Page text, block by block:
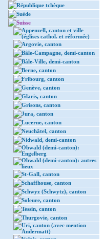
République tchèque
Suède
Suisse
Appenzell, canton et ville
(églises cathol. et réformée)
Argovie, canton
Bâle-Campagne, demi-canton
Bâle-Ville, demi-canton
Berne, canton
Fribourg, canton
Genève, canton
Glaris, canton
Grisons, canton
Jura, canton
Lucerne, canton
Neuchâtel, canton
Nidwald, demi-canton
Obwald (demi-canton):
Engelberg
Obwald (demi-canton): autres
lieux
St-Gall, canton
Schaffhouse, canton
Schwyz (Schwytz), canton
Soleure, canton
Tessin, canton
Thurgovie, canton
Uri, canton (avec mention
Andermatt)